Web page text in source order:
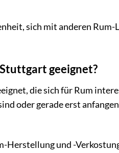
sich mit anderen
geeignet?
die sich für Rum
oder gerade erst
Herstellung und -